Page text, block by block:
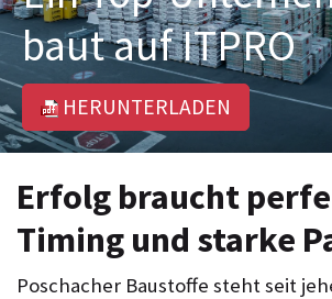
baut auf ITPRO
HERUNTERLADEN
Erfolg braucht
Timing und starke
Poschacher Baustoffe steht seit